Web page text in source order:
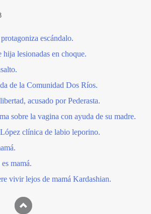
escándalo.
hija lesionadas en choque.
de la Comunidad Dos Ríos.
acusado por Pederasta.
sobre la vagina con ayuda de su madre.
clínica de labio leporino.
mamá.
vivir lejos de mamá Kardashian.